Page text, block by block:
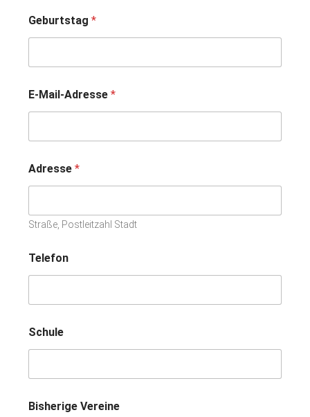
Geburtstag *
E-Mail-Adresse *
Adresse *
Straße, Postleitzahl Stadt
s
e
i
g
e
e
e
Telefon
Schule
Bisherige Vereine